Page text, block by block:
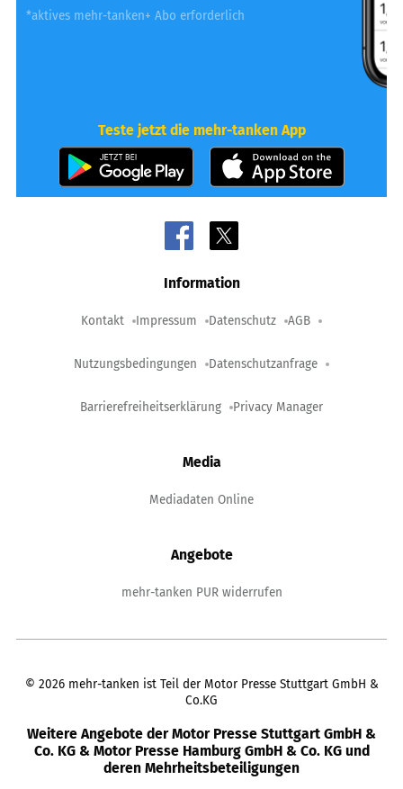
*aktives mehr-tanken+ Abo erforderlich
Teste jetzt die mehr-tanken App
Information
Kontakt Impressum Datenschutz AGB
Nutzungsbedingungen Datenschutzanfrage
Barrierefreiheitserklärung Privacy Manager
Media
Mediadaten Online
Angebote
mehr-tanken PUR widerrufen
© 2026 mehr-tanken ist Teil der Motor Presse Stuttgart GmbH &
Co.KG
Weitere Angebote der Motor Presse Stuttgart GmbH &
Co. KG & Motor Presse Hamburg GmbH & Co. KG und
deren Mehrheitsbeteiligungen